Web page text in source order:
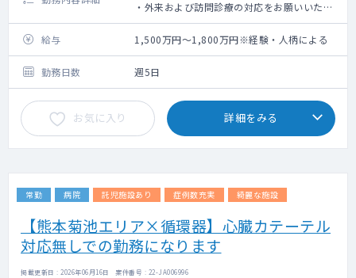
・外来および訪問診療の対応をお願いいたし
ます。
・病棟はフリーです。
・訪問診療の患者は70名程度、今後増員をし
ていきたい意向です（ほとんど施設）
給与 1,500万円～1,800万円※経験・人柄による
勤務日数 週5日
お気に入り 詳細をみる
常勤 病院 託児施設あり 症例数充実 綺麗な施設
【熊本菊池エリア×循環器】心臓カテーテル
対応無しでの勤務になります
掲載更新日 : 2026年06月16日 案件番号 : 22-JA006996